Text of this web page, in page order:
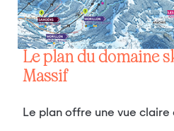
Le plan du domaine skiable du Grand
Massif
Le plan offre une vue claire et détaillée des pistes